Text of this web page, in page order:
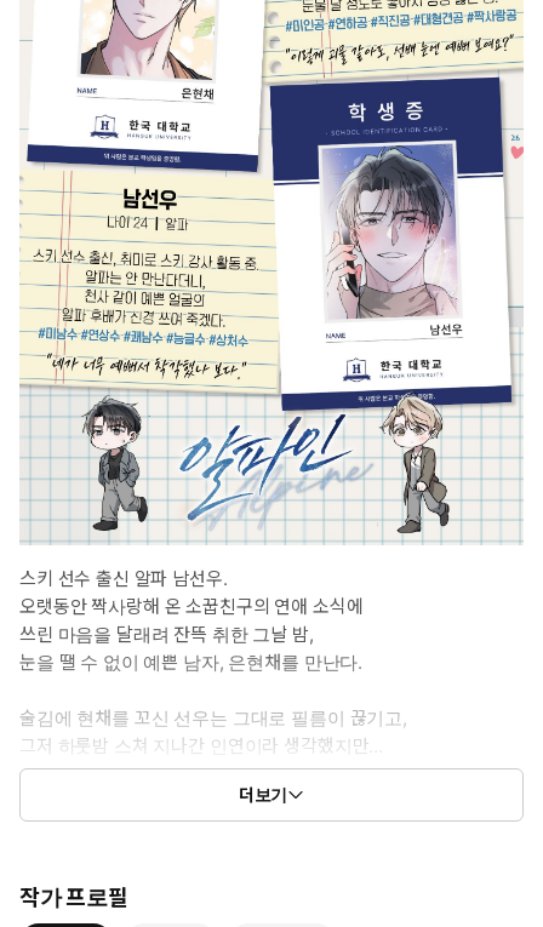
스키 선수 출신 알파 남선우.
오랫동안 짝사랑해 온 소꿉친구의 연애 소식에
쓰린 마음을 달래려 잔뜩 취한 그날 밤,
눈을 땔 수 없이 예쁜 남자, 은현채를 만난다.
술김에 현채를 꼬신 선우는 그대로 필름이 끊기고,
그저 하룻밤 스쳐 지나간 인연이라 생각했지만...
다음 날 학교에서 현채를 마주치고
현채가 같은 학교 후배에
"나 알파는 안 만나거든.
더보기
작가 프로필